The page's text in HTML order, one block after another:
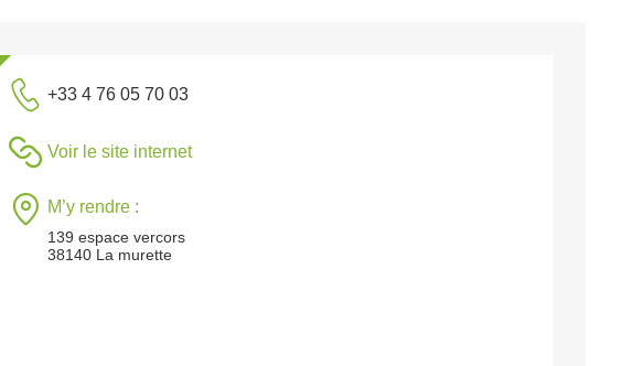
+33 4 76 05 70 03
Voir le site internet
M’y rendre :
139 espace vercors
38140 La murette